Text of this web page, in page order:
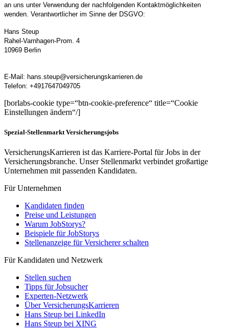
an uns unter Verwendung der nachfolgenden Kontaktmöglichkeiten
wenden. Verantwortlicher im Sinne der DSGVO:
Hans Steup
Rahel-Varnhagen-Prom. 4
10969 Berlin
E-Mail: hans.steup@versicherungskarrieren.de
Telefon: +4917647049705
[borlabs-cookie type=“btn-cookie-preference“ title=“Cookie
Einstellungen ändern“/]
Spezial-Stellenmarkt Versicherungsjobs
VersicherungsKarrieren ist das Karriere-Portal für Jobs in der
Versicherungsbranche. Unser Stellenmarkt verbindet großartige
Unternehmen mit passenden Kandidaten.
Für Unternehmen
Kandidaten finden
Preise und Leistungen
Warum JobStorys?
Beispiele für JobStorys
Stellenanzeige für Versicherer schalten
Für Kandidaten und Netzwerk
Stellen suchen
Tipps für Jobsucher
Experten-Netzwerk
Über VersicherungsKarrieren
Hans Steup bei LinkedIn
Hans Steup bei XING